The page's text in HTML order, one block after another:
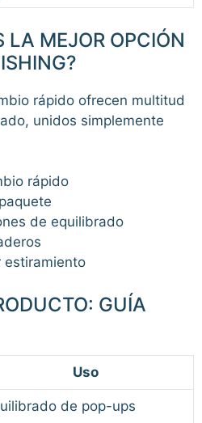
LA MEJOR OPCIÓN
rápido ofrecen multitud
unidos simplemente
rápido
de equilibrado
estiramiento
GUÍA
Uso
de pop-ups